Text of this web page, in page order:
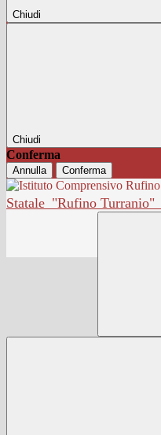
Chiudi
Chiudi
Conferma
Annulla Conferma
Statale "Rufino Turranio"